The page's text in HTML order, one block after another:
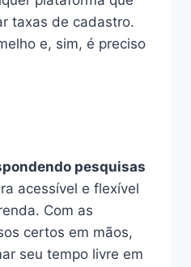
taxas de cadastro.
e, sim, é preciso
pesquisas
acessível e flexível
Com as
certos em mãos,
seu tempo livre em